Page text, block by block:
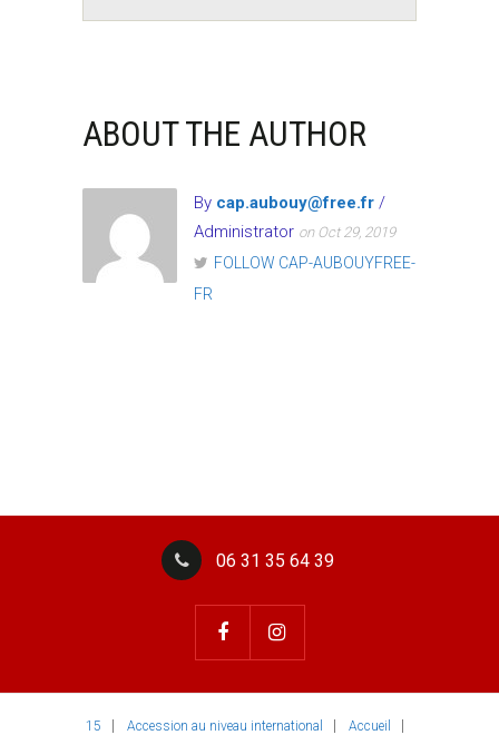
ABOUT THE AUTHOR
By cap.aubouy@free.fr /
Administrator on Oct 29, 2019
FOLLOW CAP-AUBOUYFREE-
FR
06 31 35 64 39
15 Accession au niveau international
Accueil